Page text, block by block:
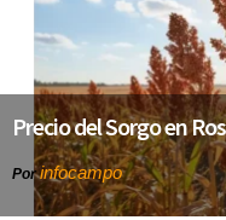
Precio del Sorgo en
Porinfocampo